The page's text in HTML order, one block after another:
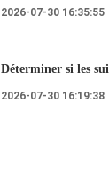
2026-07-30 16:35:55
Déterminer si les
2026-07-30 16:19:38